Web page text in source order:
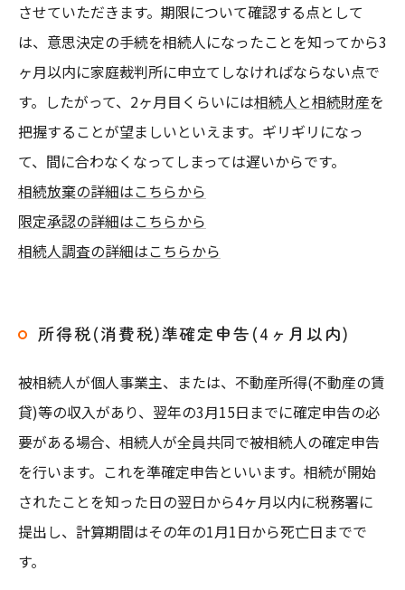
させていただきます。期限について確認する点として
は、意思決定の手続を相続人になったことを知ってから3
ヶ月以内に家庭裁判所に申立てしなければならない点で
す。したがって、2ヶ月目くらいには相続人と相続財産を
把握することが望ましいといえます。ギリギリになっ
て、間に合わなくなってしまっては遅いからです。
相続放棄の詳細はこちらから
限定承認の詳細はこちらから
相続人調査の詳細はこちらから
所得税(消費税)準確定申告(4ヶ月以内)
被相続人が個人事業主、または、不動産所得(不動産の賃
貸)等の収入があり、翌年の3月15日までに確定申告の必
要がある場合、相続人が全員共同で被相続人の確定申告
を行います。これを準確定申告といいます。相続が開始
されたことを知った日の翌日から4ヶ月以内に税務署に
提出し、計算期間はその年の1月1日から死亡日までで
す。